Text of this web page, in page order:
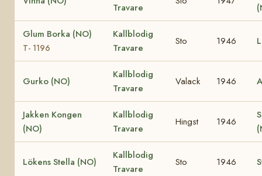
Travare
Glum Borka (NO)
T- 1196
Kallblodig
Travare
Sto 1946
Gurko (NO)
Kallblodig
Travare
Valack 1946
Jakken Kongen
(NO)
Kallblodig
Travare
Hingst 1946
Lökens Stella (NO)
Kallblodig
Travare
Sto 1946